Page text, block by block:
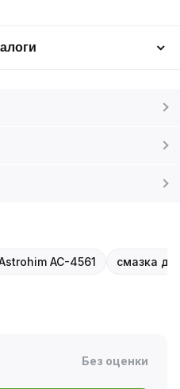
AC-4561 смазка
Без оценки